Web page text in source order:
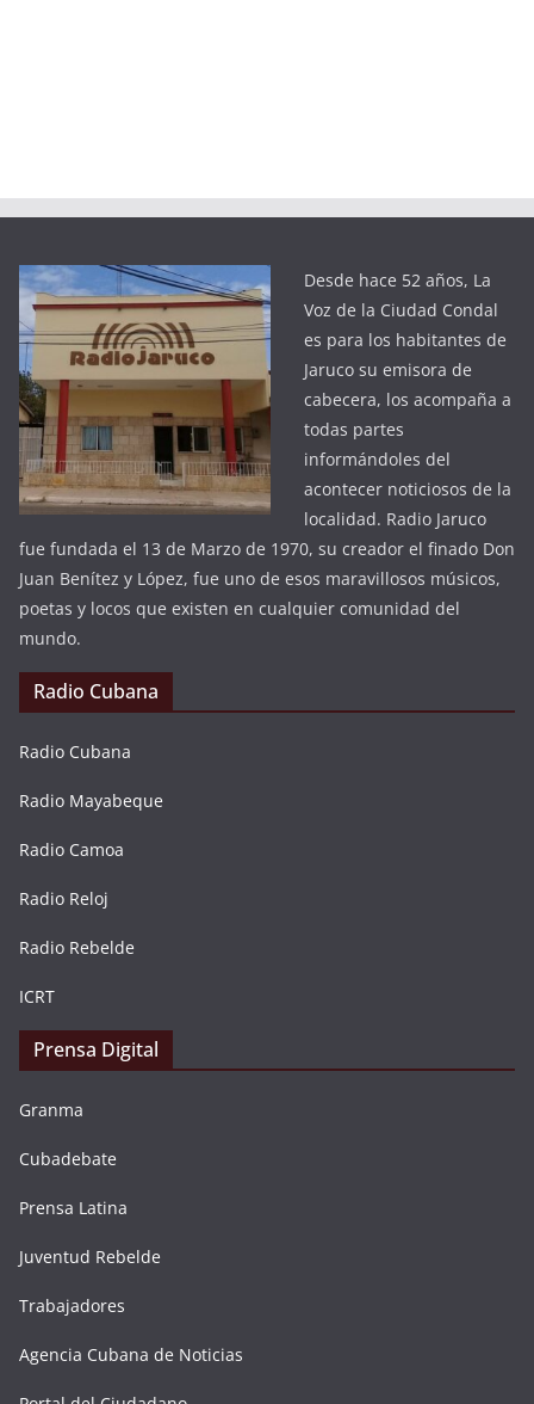
Desde hace 52 años, La
Voz de la Ciudad Condal
es para los habitantes de
Jaruco su emisora de
cabecera, los acompaña a
todas partes
informándoles del
acontecer noticiosos de la
localidad. Radio Jaruco
fue fundada el 13 de Marzo de 1970, su creador el finado Don
Juan Benítez y López, fue uno de esos maravillosos músicos,
poetas y locos que existen en cualquier comunidad del
mundo.
Radio Cubana
Radio Cubana
Radio Mayabeque
Radio Camoa
Radio Reloj
Radio Rebelde
ICRT
Prensa Digital
Granma
Cubadebate
Prensa Latina
Juventud Rebelde
Trabajadores
Agencia Cubana de Noticias